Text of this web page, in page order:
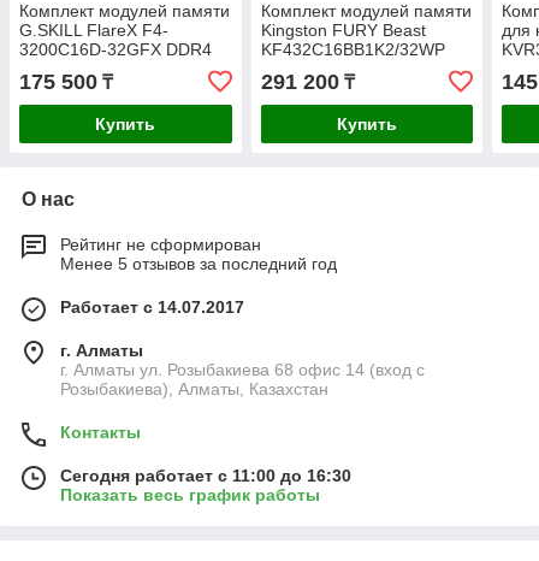
Комплект модулей памяти
G.SKILL FlareX F4-
3200C16D-32GFX DDR4
32GB (Kit 2x16GB)
3200MHz
175 500 ₸
Купить
Комплект модулей памяти
Kingston FURY Beast
KF432C16BB1K2/32WP
DDR4 32GB (Kit 2x16GB)
3200MHz Чёрный
291 200₸
Купить
для
О нас
Рейтинг не сформирован
Менее 5 отзывов за последний год
Работает с 14.07.2017
г. Алматы
г. Алматы ул. Розыбакиева 68 офис 14 (вход с
Розыбакиева), Алматы, Казахстан
Контакты
Сегодня работает с 11:00 до 16:30
Показать весь график работы